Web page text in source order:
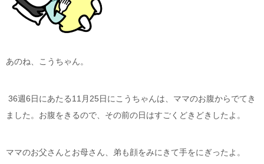
あのね、こうちゃん。
36週6日にあたる11月25日にこうちゃんは、ママのお腹からでてき
ました。お腹をきるので、その前の日はすごくどきどきしたよ。
ママのお父さんとお母さん、弟も顔をみにきて手をにぎったよ。